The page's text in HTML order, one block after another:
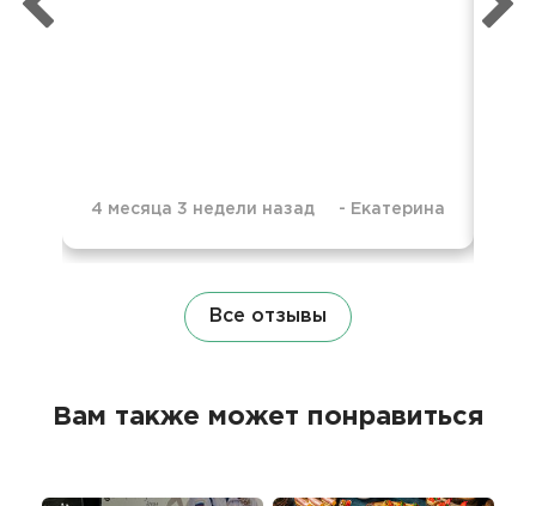
4 месяца 3 недели назад - Екатерина
Все отзывы
Вам также может понравиться